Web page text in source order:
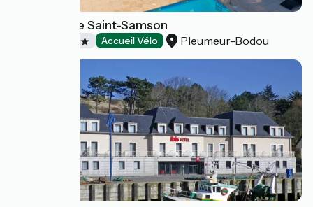
Golfhôtel de Saint-Samson
Accueil Vélo Pleumeur-Bodou